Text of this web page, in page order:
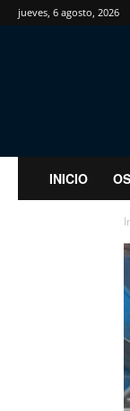
jueves, 6 agosto, 2026
INICIO